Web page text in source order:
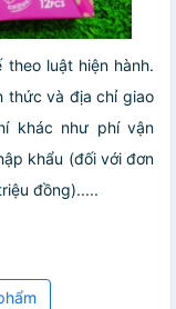
luật hiện hành.
thức và địa chỉ giao
khác như phí vận
khẩu (đối với đơn
đồng).....